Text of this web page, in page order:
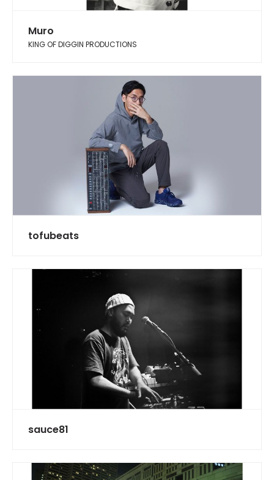
Muro
KING OF DIGGIN PRODUCTIONS
tofubeats
sauce81